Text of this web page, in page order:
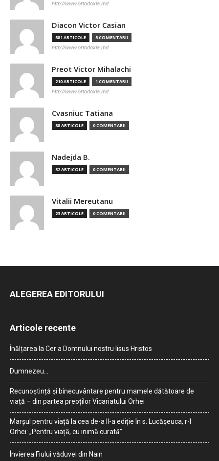
http://www.ortodoxia.md
Diacon Victor Casian
581 ARTICOLE 5 COMENTARII
http://www.ortodoxia.md
Preot Victor Mihalachi
210 ARTICOLE 1 COMENTARII
http://www.ortodoxia.md
Cvasniuc Tatiana
88 ARTICOLE 0 COMENTARII
Nadejda B.
32 ARTICOLE 0 COMENTARII
Vitalii Mereutanu
23 ARTICOLE 0 COMENTARII
ALEGEREA EDITORULUI
Articole recente
Înălțarea la Cer a Domnului nostru Iisus Hristos
Dumnezeu…
Recunoștință și binecuvântare pentru mamele dătătoare de
viață – din partea preoților Vicariatului Orhei
Marșul pentru viață la cea de-a II-a ediție în s. Lucășeuca, r-l
Orhei: „Pentru viață, cu inimă curată”
Învierea Fiului văduvei din Nain